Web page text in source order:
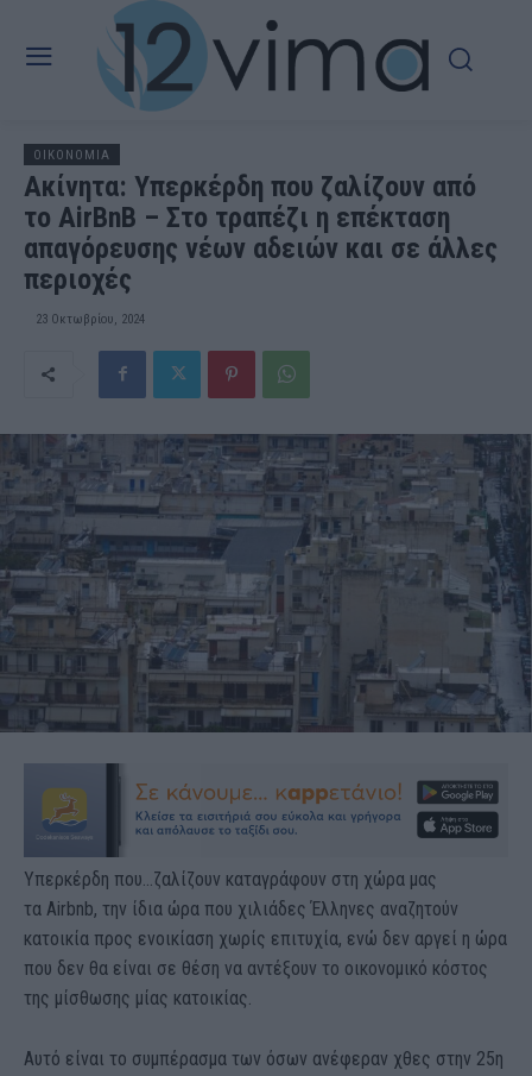
OIKONOMIA
Ακίνητα: Υπερκέρδη που ζαλίζουν από
το AirBnB – Στο τραπέζι η επέκταση
απαγόρευσης νέων αδειών και σε άλλες
περιοχές
23 Οκτωβρίου, 2024
Υπερκέρδη που…ζαλίζουν καταγράφουν στη χώρα μας
τα Airbnb, την ίδια ώρα που χιλιάδες Έλληνες αναζητούν
κατοικία προς ενοικίαση χωρίς επιτυχία, ενώ δεν αργεί η ώρα
που δεν θα είναι σε θέση να αντέξουν το οικονομικό κόστος
της μίσθωσης μίας κατοικίας.
Αυτό είναι το συμπέρασμα των όσων ανέφεραν χθες στην 25η